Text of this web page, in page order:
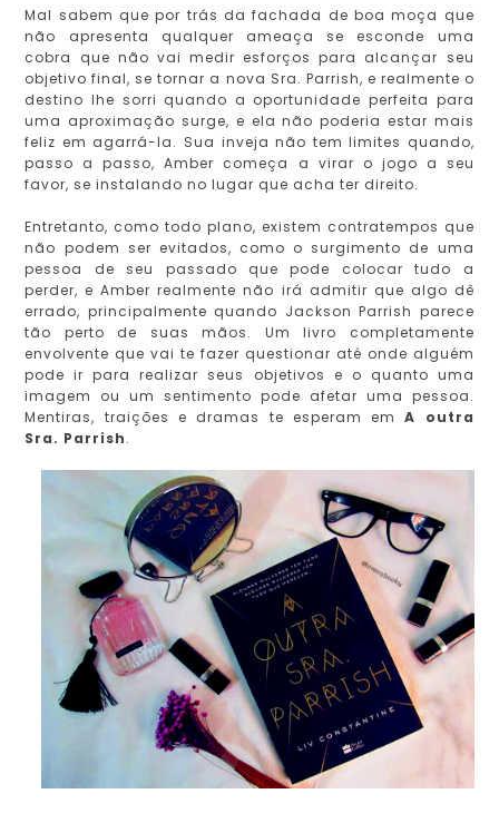
Mal sabem que por trás da fachada de boa moça que
não apresenta qualquer ameaça se esconde uma
cobra que não vai medir esforços para alcançar seu
objetivo final, se tornar a nova Sra. Parrish, e realmente o
destino lhe sorri quando a oportunidade perfeita para
uma aproximação surge, e ela não poderia estar mais
feliz em agarrá-la. Sua inveja não tem limites quando,
passo a passo, Amber começa a virar o jogo a seu
favor, se instalando no lugar que acha ter direito.
Entretanto, como todo plano, existem contratempos que
não podem ser evitados, como o surgimento de uma
pessoa de seu passado que pode colocar tudo a
perder, e Amber realmente não irá admitir que algo dê
errado, principalmente quando Jackson Parrish parece
tão perto de suas mãos. Um livro completamente
envolvente que vai te fazer questionar até onde alguém
pode ir para realizar seus objetivos e o quanto uma
imagem ou um sentimento pode afetar uma pessoa.
Mentiras, traições e dramas te esperam emA outra
Sra. Parrish.